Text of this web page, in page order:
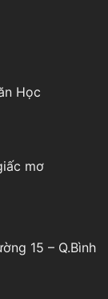
Học
mơ
15 – Q.Bình